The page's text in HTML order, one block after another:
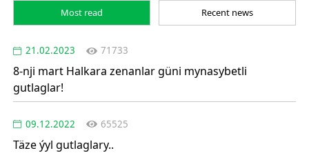
Most read Recent news
21.02.2023 71733
8-nji mart Halkara zenanlar güni mynasybetli
gutlaglar!
09.12.2022 65525
Täze ýyl gutlaglary..